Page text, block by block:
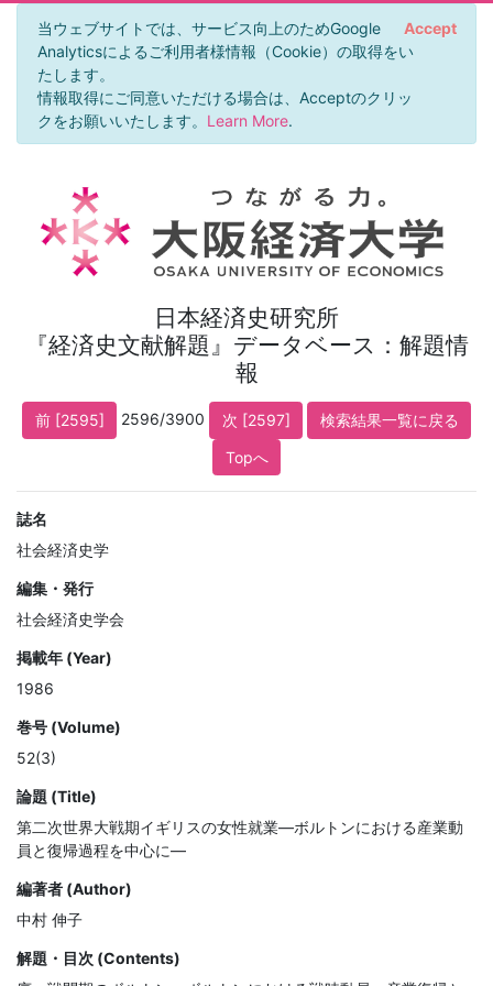
当ウェブサイトでは、サービス向上のためGoogle
Analyticsによるご利用者様情報（Cookie）の取得をい
たします。
情報取得にご同意いただける場合は、Acceptのクリッ
クをお願いいたします。 Learn More.
Accept
日本経済史研究所
『経済史文献解題』データベース：解題情
報
前 [2595] 2596/3900 次 [2597]
検索結果一覧に戻る
Topへ
誌名
社会経済史学
編集・発行
社会経済史学会
掲載年 (Year)
1986
巻号 (Volume)
52(3)
論題 (Title)
第二次世界大戦期イギリスの女性就業—ボルトンにおける産業動
員と復帰過程を中心に—
編著者 (Author)
中村 伸子
解題・目次 (Contents)